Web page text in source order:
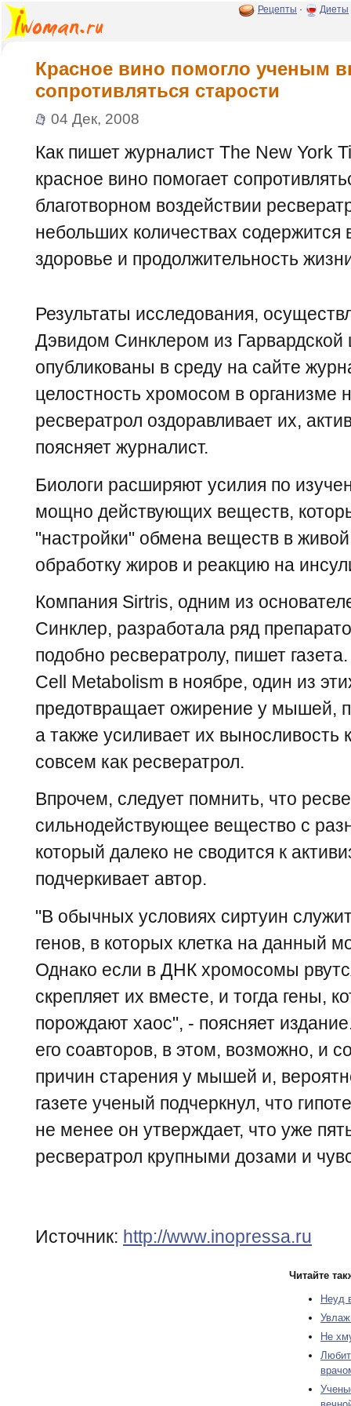
Рецепты · Диеты
Красное вино помогло ученым
сопротивляться старости
04 Дек, 2008
Как пишет журналист The New York
красное вино помогает
благотворном воздействии
небольших количествах содержится
здоровье и продолжительность
Результаты исследования,
Дэвидом Синклером из
опубликованы в среду на сайте
целостность хромосом в организме
ресвератрол оздоравливает их,
поясняет журналист.
Биологи расширяют усилия по
мощно действующих веществ,
"настройки" обмена веществ в
обработку жиров и реакцию на
Компания Sirtris, одним из
Синклер, разработала ряд
подобно ресвератролу, пишет
Cell Metabolism в ноябре, один из
предотвращает ожирение у мышей,
а также усиливает их выносливость
совсем как ресвератрол.
Впрочем, следует помнить, что
сильнодействующее вещество с
который далеко не сводится к
подчеркивает автор.
"В обычных условиях сиртуин
генов, в которых клетка на данный
Однако если в ДНК хромосомы
скрепляет их вместе, и тогда гены,
порождают хаос", - поясняет
его соавторов, в этом, возможно, и
причин старения у мышей и,
газете ученый подчеркнул, что
не менее он утверждает, что уже
ресвератрол крупными дозами и
Источник: http://www.inopressa.ru
Читайте
Неуд
Не